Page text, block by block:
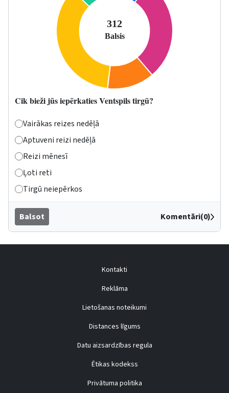
Cik bieži jūs iepērkaties Ventspils tirgū?
Vairākas reizes nedēļā
Aptuveni reizi nedēļā
Reizi mēnesī
Ļoti reti
Tirgū neiepērkos
Balsot Komentāri(0)
Kontakti
Reklāma
Lietošanas noteikumi
Distances līgums
Datu aizsardzības regula
Ētikas kodekss
Privātuma politika